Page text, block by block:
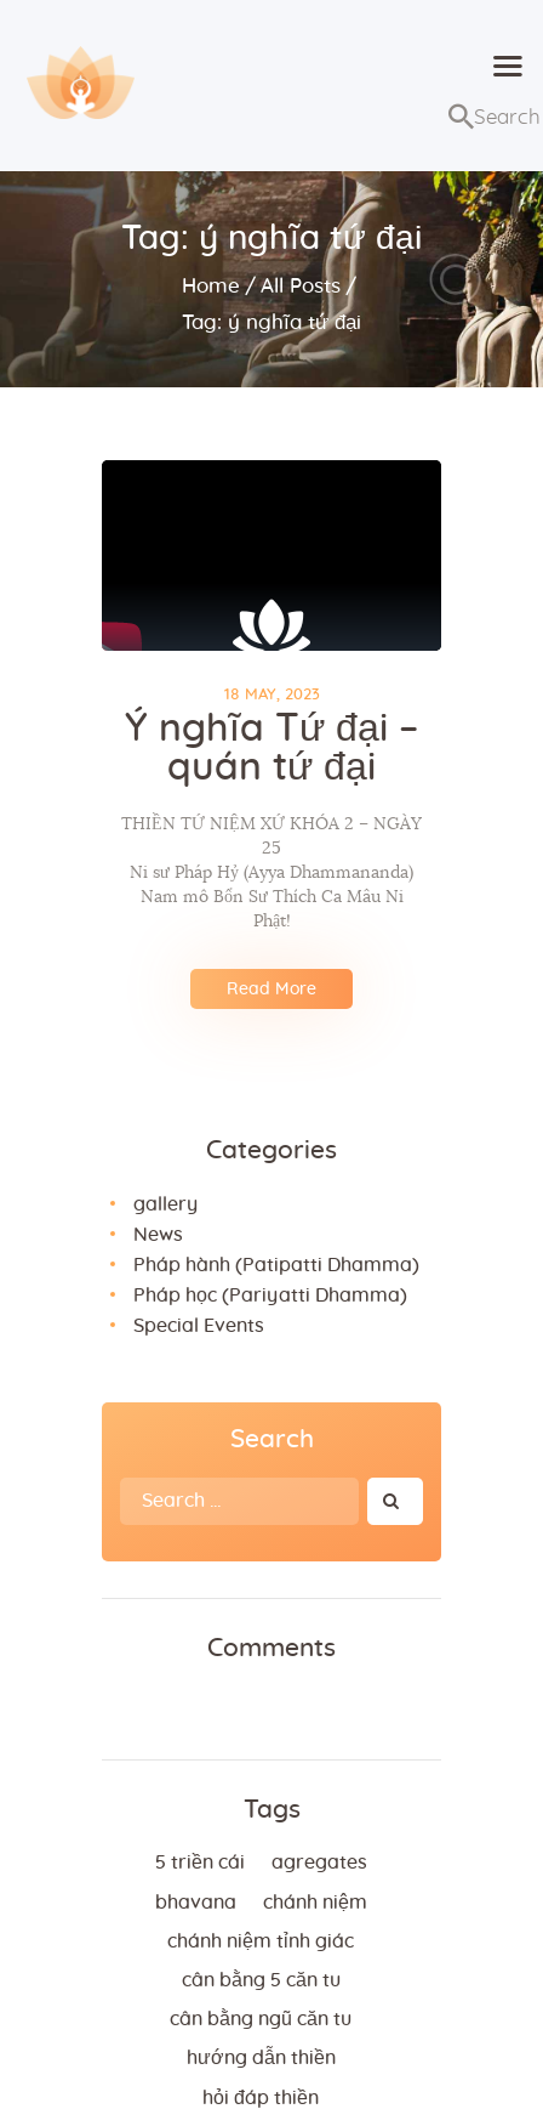
Tag: ý nghĩa tứ đại
Home
All Posts
Tag: ý nghĩa tứ đại
Trang chủ
Bài giảng
Lớp học và sự kiện
Về Dhammaduta
18 MAY, 2023
Ý nghĩa Tứ đại –
quán tứ đại
THIỀN TỨ NIỆM XỨ KHÓA 2 – NGÀY
25
Ni sư Pháp Hỷ (Ayya Dhammananda)
Nam mô Bổn Sư Thích Ca Mâu Ni
Phật!
Read More
Categories
gallery
News
Pháp hành (Patipatti Dhamma)
Pháp học (Pariyatti Dhamma)
Special Events
Search
Search
for:
Comments
Tags
5 triền cái agregates
bhavana chánh niệm
chánh niệm tỉnh giác
cân bằng 5 căn tu
cân bằng ngũ căn tu
hướng dẫn thiền
hỏi đáp thiền